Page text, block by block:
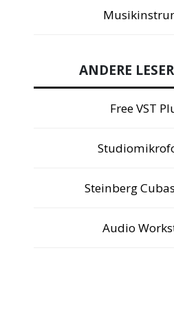
ANDERE
Free VST
Steinberg
Audio